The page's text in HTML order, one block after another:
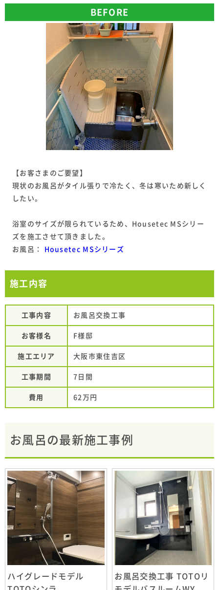
BEFORE
【お客さまのご要望】
現状のお風呂がタイル張りで冷たく、冬は寒いため新しく
したい。
浴室のサイズが限られているため、Housetec MSシリー
ズを施工させて頂きました。
お風呂：
Housetec MSシリーズ
施工内容
工事内容 お風呂交換工事
お客様名 F様邸
施工エリア 大阪市東住吉区
工事期間 7日間
費用 62万円
お風呂の最新施工事例
ハイグレードモデル
お風呂交換工事 TOTOリ